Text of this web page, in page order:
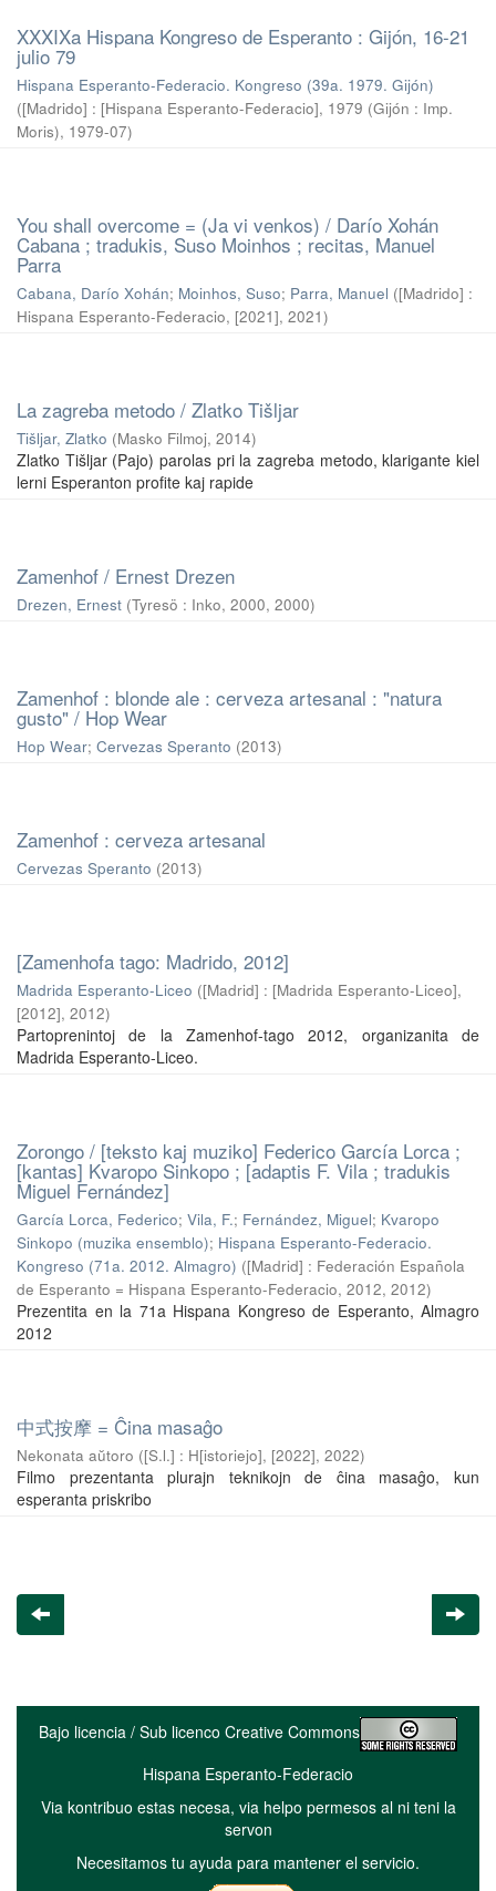
XXXIXa Hispana Kongreso de Esperanto : Gijón, 16-21
julio 79
Hispana Esperanto-Federacio. Kongreso (39a. 1979. Gijón)
([Madrido] : [Hispana Esperanto-Federacio], 1979 (Gijón : Imp.
Moris), 1979-07)
You shall overcome = (Ja vi venkos) / Darío Xohán
Cabana ; tradukis, Suso Moinhos ; recitas, Manuel
Parra
Cabana, Darío Xohán; Moinhos, Suso; Parra, Manuel ([Madrido] :
Hispana Esperanto-Federacio, [2021], 2021)
La zagreba metodo / Zlatko Tišljar
Tišljar, Zlatko (Masko Filmoj, 2014)
Zlatko Tišljar (Pajo) parolas pri la zagreba metodo, klarigante kiel
lerni Esperanton profite kaj rapide
Zamenhof / Ernest Drezen
Drezen, Ernest (Tyresö : Inko, 2000, 2000)
Zamenhof : blonde ale : cerveza artesanal : "natura
gusto" / Hop Wear
Hop Wear; Cervezas Speranto (2013)
Zamenhof : cerveza artesanal
Cervezas Speranto (2013)
[Zamenhofa tago: Madrido, 2012]
Madrida Esperanto-Liceo ([Madrid] : [Madrida Esperanto-Liceo],
[2012], 2012)
Partoprenintoj de la Zamenhof-tago 2012, organizanita de
Madrida Esperanto-Liceo.
Zorongo / [teksto kaj muziko] Federico García Lorca ;
[kantas] Kvaropo Sinkopo ; [adaptis F. Vila ; tradukis
Miguel Fernández]
García Lorca, Federico; Vila, F.; Fernández, Miguel; Kvaropo
Sinkopo (muzika ensemblo); Hispana Esperanto-Federacio.
Kongreso (71a. 2012. Almagro) ([Madrid] : Federación Española
de Esperanto = Hispana Esperanto-Federacio, 2012, 2012)
Prezentita en la 71a Hispana Kongreso de Esperanto, Almagro
2012
中式按摩 = Ĉina masaĝo
Nekonata aŭtoro ([S.l.] : H[istoriejo], [2022], 2022)
Filmo prezentanta plurajn teknikojn de ĉina masaĝo, kun
esperanta priskribo
Bajo licencia / Sub licenco Creative Commons
Hispana Esperanto-Federacio
Via kontribuo estas necesa, via helpo permesos al ni teni la
servon
Necesitamos tu ayuda para mantener el servicio.